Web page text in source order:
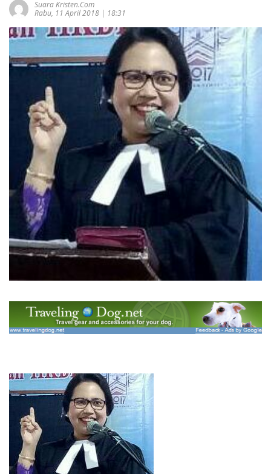
Suara Kristen.com
Rabu, 11 April 2018 | 18:31